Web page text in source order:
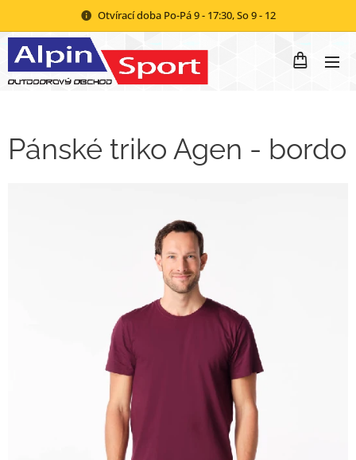
Otvírací doba Po-Pá 9 - 17:30, So 9 - 12
Pánské triko Agen - bordo